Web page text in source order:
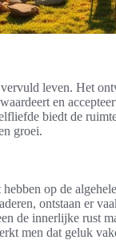
leven. Het
en
biedt de
groei.
op de
ontstaan er
de innerlijke rust
men dat geluk